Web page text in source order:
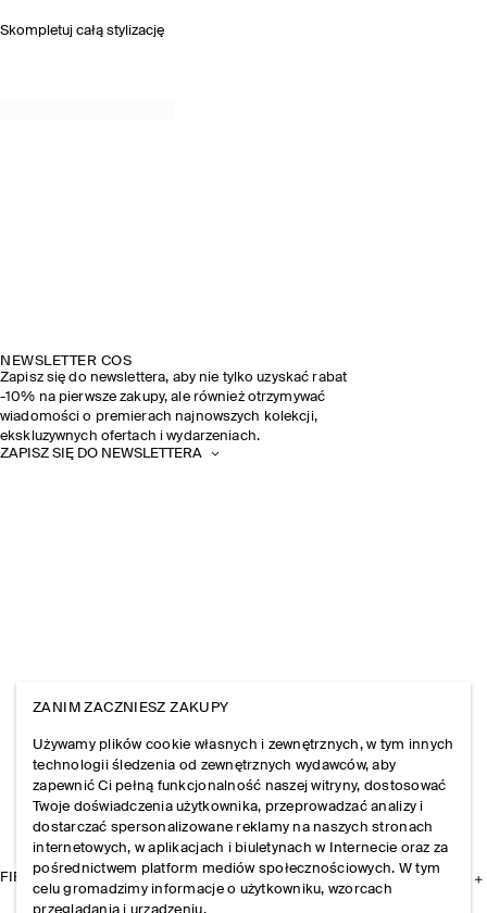
Skompletuj całą stylizację
NEWSLETTER COS
Zapisz się do newslettera, aby nie tylko uzyskać rabat
-10% na pierwsze zakupy, ale również otrzymywać
wiadomości o premierach najnowszych kolekcji,
ekskluzywnych ofertach i wydarzeniach.
ZAPISZ SIĘ DO NEWSLETTERA
FIRMA
ZANIM ZACZNIESZ ZAKUPY
Używamy plików cookie własnych i zewnętrznych, w tym innych
technologii śledzenia od zewnętrznych wydawców, aby
zapewnić Ci pełną funkcjonalność naszej witryny, dostosować
Twoje doświadczenia użytkownika, przeprowadzać analizy i
dostarczać spersonalizowane reklamy na naszych stronach
internetowych, w aplikacjach i biuletynach w Internecie oraz za
pośrednictwem platform mediów społecznościowych. W tym
celu gromadzimy informacje o użytkowniku, wzorcach
przeglądania i urządzeniu.